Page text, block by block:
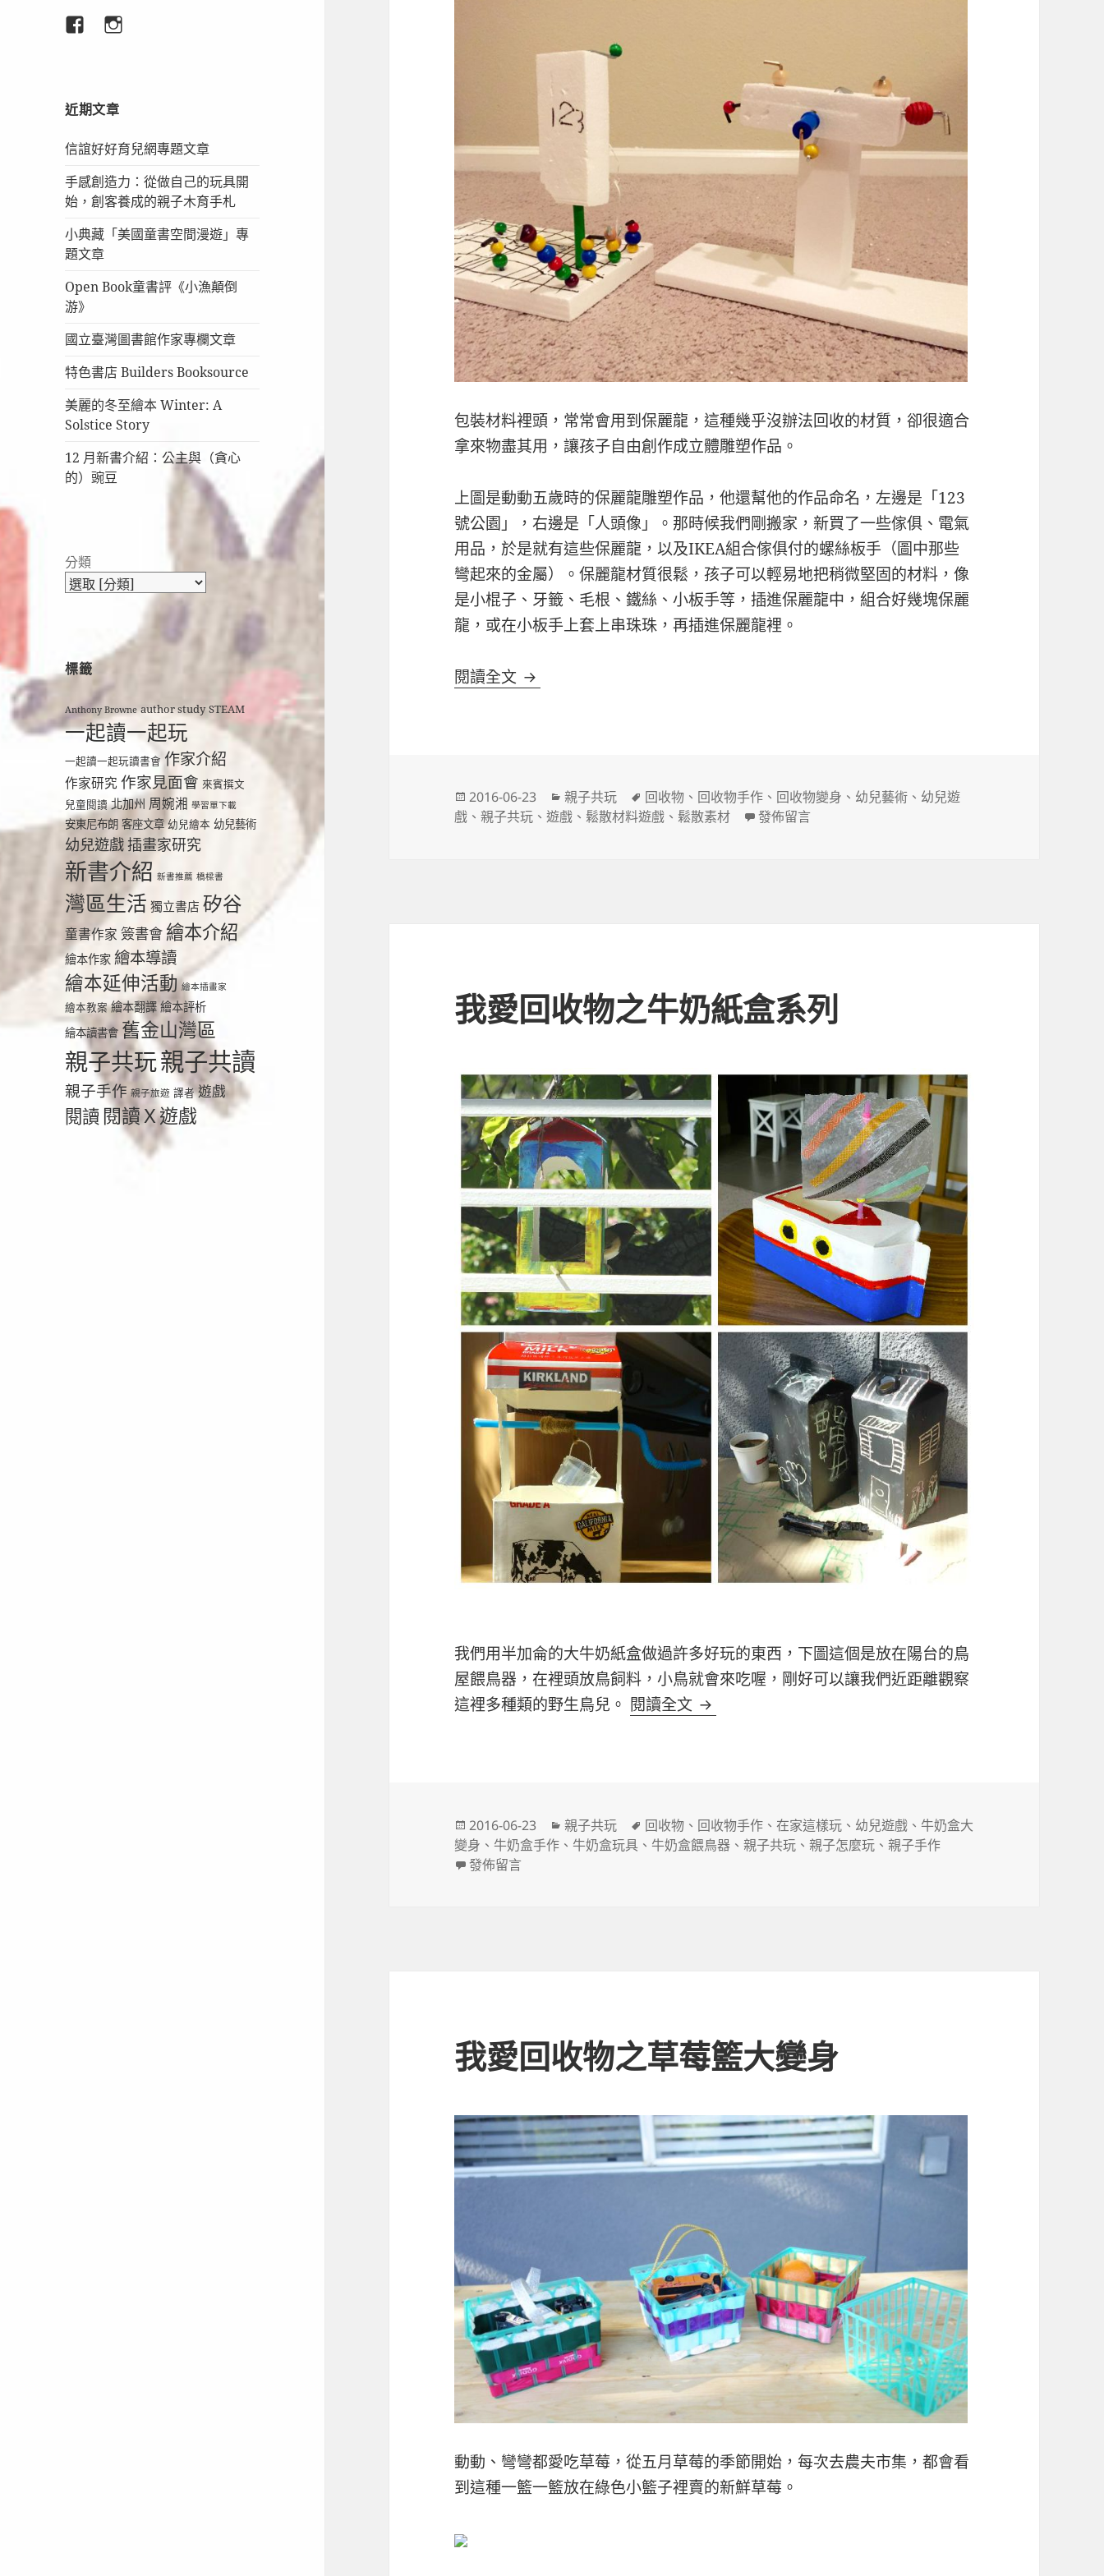
臉
頁
IG
近期文章
信誼好好育兒網專題文章
手感創造力：從做自己的玩具開
始，創客養成的親子木育手札
小典藏「美國童書空間漫遊」專
題文章
Open Book童書評《小漁顛倒
游》
國立臺灣圖書館作家專欄文章
特色書店 Builders Booksource
美麗的冬至繪本 Winter: A
Solstice Story
12 月新書介紹：公主與（貪心
的）豌豆
分類
標籤
Anthony Browne author study STEAM
一起讀一起玩
一起讀一起玩讀書會 作家介紹
作家研究 作家見面會 來賓撰文
兒童閱讀 北加州 周婉湘 學習單下載
安東尼布朗 客座文章 幼兒繪本 幼兒藝術
幼兒遊戲插畫家研究
新書介紹 新書推薦 橋樑書
灣區生活 獨立書店 矽谷
童書作家 簽書會 繪本介紹
繪本作家 繪本導讀
繪本延伸活動 繪本插畫家
繪本教案 繪本翻譯 繪本評析
繪本讀書會 舊金山灣區
親子共玩親子共讀
親子手作 親子旅遊 譯者 遊戲
閱讀 閱讀Ｘ遊戲
包裝材料裡頭，常常會用到保麗龍，這種幾乎沒辦法回收的材質，卻很適合
拿來物盡其用，讓孩子自由創作成立體雕塑作品。
上圖是動動五歲時的保麗龍雕塑作品，他還幫他的作品命名，左邊是「123
號公園」，右邊是「人頭像」。那時候我們剛搬家，新買了一些傢俱、電氣
用品，於是就有這些保麗龍，以及IKEA組合傢俱付的螺絲板手（圖中那些
彎起來的金屬）。保麗龍材質很鬆，孩子可以輕易地把稍微堅固的材料，像
是小棍子、牙籤、毛根、鐵絲、小板手等，插進保麗龍中，組合好幾塊保麗
龍，或在小板手上套上串珠珠，再插進保麗龍裡。
閱讀全文 我愛回收物之保麗龍雕塑
發
佈
2016-06-23
分
類
親子共玩
標
籤
回收物 、 回收物手作 、 回收物變身 、 幼兒藝術 、 幼兒遊
戲 、親子共玩 、遊戲 、鬆散材料遊戲 、鬆散素材 在〈我愛回收物之保麗龍雕塑〉
發佈留言
我愛回收物之牛奶紙盒系列
我們用半加侖的大牛奶紙盒做過許多好玩的東西，下圖這個是放在陽台的鳥
屋餵鳥器，在裡頭放鳥飼料，小鳥就會來吃喔，剛好可以讓我們近距離觀察
這裡多種類的野生鳥兒。 閱讀全文 我愛回收物之牛奶紙盒系列
發
佈
日
2016-06-23
分
類
親子共玩
標
籤
回收物 、 回收物手作 、在家這樣玩 、 幼兒遊戲 、 牛奶盒大
變身 、 牛奶盒手作 、 牛奶盒玩具 、 牛奶盒餵鳥器 、親子共玩 、親子怎麼玩 、親子手作
在〈我愛回收物之牛奶紙盒系列〉
發佈留言
我愛回收物之草莓籃大變身
動動、彎彎都愛吃草莓，從五月草莓的季節開始，每次去農夫市集，都會看
到這種一籃一籃放在綠色小籃子裡賣的新鮮草莓。